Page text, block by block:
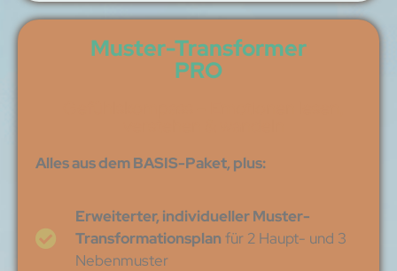
Muster-Transformer
PRO
Alles aus dem BASIS-Paket, plus:
Erweiterter, individueller Muster-
Transformationsplan für 2 Haupt- und 3
Nebenmuster